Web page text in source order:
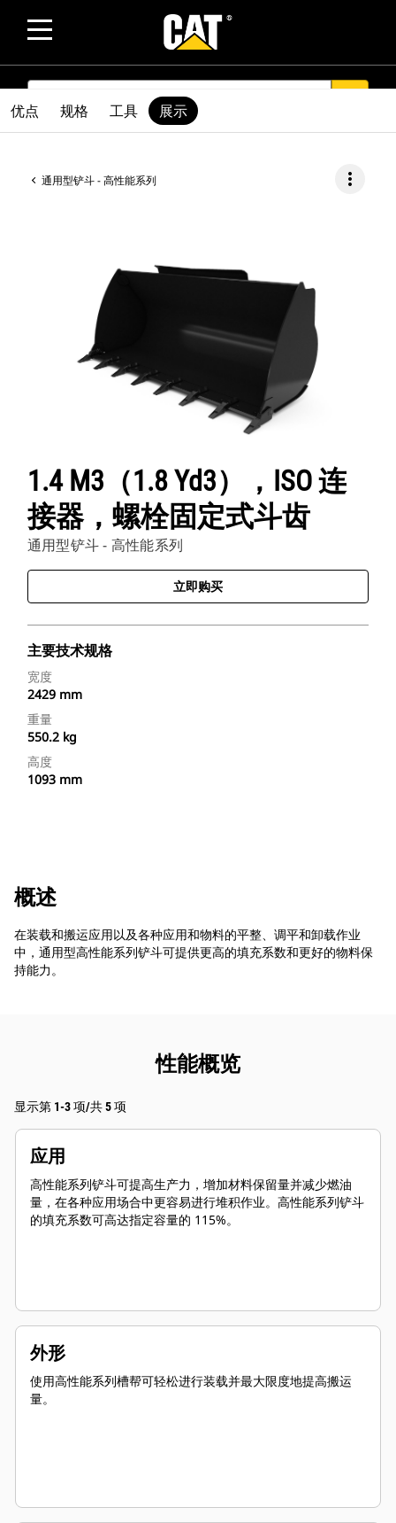
SEARCH
通用型铲斗 - 高性能系列 more_vert
1.4 M3（1.8 Yd3），ISO 连
接器，螺栓固定式斗齿
通用型铲斗 - 高性能系列
立即购买
主要技术规格
宽度
2429 mm
重量
550.2 kg
高度
1093 mm
优点 规格 工具 展示
概述
在装载和搬运应用以及各种应用和物料的平整、调平和卸载作业
中，通用型高性能系列铲斗可提供更高的填充系数和更好的物料保
持能力。
性能概览
显示第 1-3 项/共 5 项
应用
高性能系列铲斗可提高生产力，增加材料保留量并减少燃油
量，在各种应用场合中更容易进行堆积作业。高性能系列铲斗
的填充系数可高达指定容量的 115%。
外形
使用高性能系列槽帮可轻松进行装载并最大限度地提高搬运
量。